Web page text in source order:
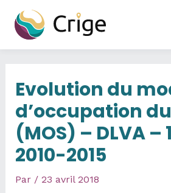
contenu
Evolution du
d’occupation
(MOS) – DLVA –
2010-2015
Par / 23 avril 2018